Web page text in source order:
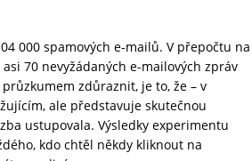
000 spamových e-mailů. V přepočtu na
70 nevyžádaných e-mailových zpráv
zdůraznit, je to, že – v
ale představuje skutečnou
ustupovala. Výsledky experimentu
kdo chtěl někdy kliknout na